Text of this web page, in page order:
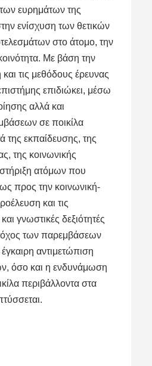
ευρημάτων της
ενίσχυση των θετικών
στο άτομο, την
Με βάση την
τις μεθόδους έρευνας
επιδιώκει, μέσω
αλλά και
σε ποικίλα
της εκπαίδευσης, της
της κοινωνικής
ατόμων που
προς την κοινωνική-
και τις
γνωστικές δεξιότητές
των παρεμβάσεων
αντιμετώπιση
όσο και η ενδυνάμωση
περιβάλλοντα στα